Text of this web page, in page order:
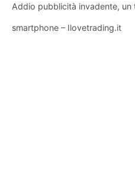
Addio pubblicità invadente, un
smartphone – Ilovetrading.it